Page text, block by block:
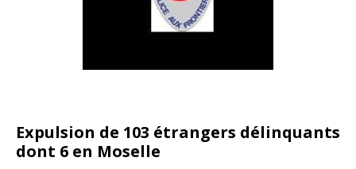
Expulsion de 103 étrangers délinquants
dont 6 en Moselle